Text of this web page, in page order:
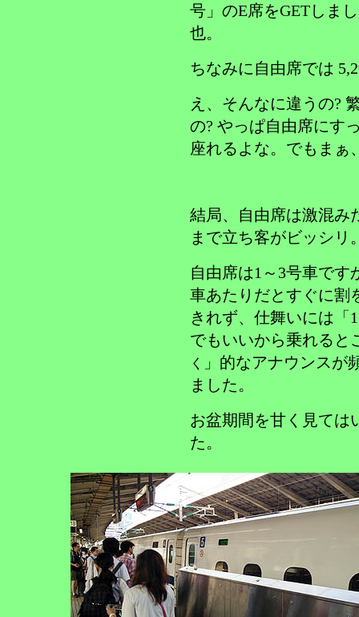
号」のE席をGETしま
也。
ちなみに自由席では
え、そんなに違うの?
の? やっぱ自由席にす
座れるよな。でもまぁ
結局、自由席は激混み
まで立ち客がビッシリ
自由席は1～3号車です
車あたりだとすぐに割
きれず、仕舞いには「
でもいいから乗れると
く
」的なアナウンスが
ました。
お盆期間を甘く見ては
た。